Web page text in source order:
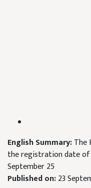
English Summary:The
the registration date of
September 25
Published on:23